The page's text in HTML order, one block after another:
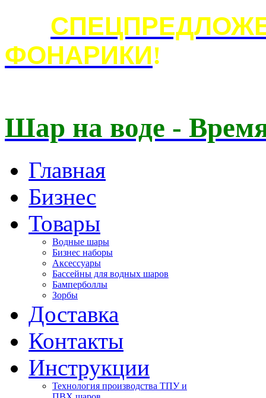
ФОНАРИКИ!
Шар на воде -
Главная
Бизнес
Товары
Водные шары
Бизнес наборы
Аксессуары
Бассейны для водных шаров
Бамперболлы
Зорбы
Доставка
Контакты
Инструкции
Технология производства ТПУ и